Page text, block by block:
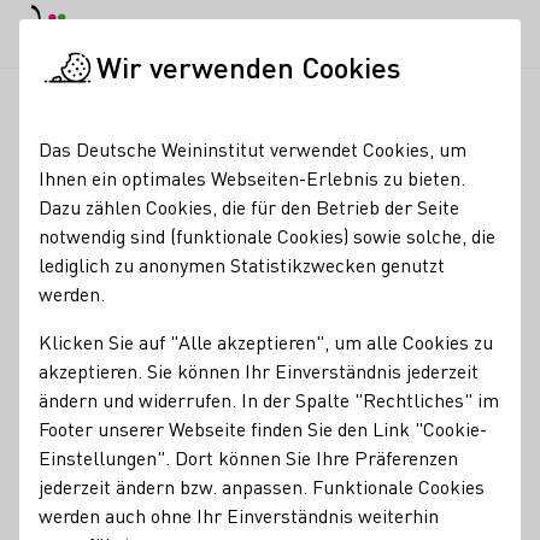
FASZINATION GROSSE
GEWÄCHSE
Registrierung erforderlich
Vertikal-Verkostung | Lagen-Wanderung
Sonntag 14. September | 12 -16 Uhr
Preis: 40 € pro Person (35 € Eintritt + 5 € Glaspfand)
Erleben Sie die Magie unserer GROSSEN GEWÄCHSE bei
schönem Wetter an ihrem Geburtsort. Lassen Sie sich vom
Wir verwenden Cookies
Das Deutsche Weininstitut verwendet Cookies, um
Ihnen ein optimales Webseiten-Erlebnis zu bieten.
Dazu zählen Cookies, die für den Betrieb der Seite
notwendig sind (funktionale Cookies) sowie solche, die
lediglich zu anonymen Statistikzwecken genutzt
werden.
Klicken Sie auf "Alle akzeptieren", um alle Cookies zu
akzeptieren. Sie können Ihr Einverständnis jederzeit
ändern und widerrufen. In der Spalte "Rechtliches" im
Footer unserer Webseite finden Sie den Link "Cookie-
Einstellungen". Dort können Sie Ihre Präferenzen
jederzeit ändern bzw. anpassen. Funktionale Cookies
werden auch ohne Ihr Einverständnis weiterhin